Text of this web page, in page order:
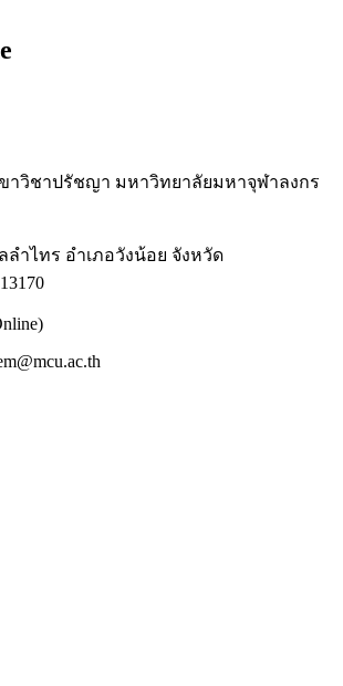
วิชาปรัชญา มหาวิทยาลัยมหาจุฬาลงกร
ลำไทร อำเภอวังน้อย จังหวัด